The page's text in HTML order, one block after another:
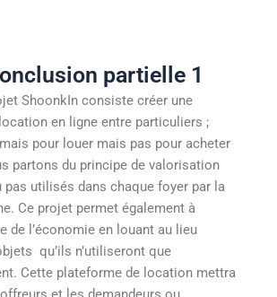
partielle 1
ShoonkIn consiste créer une
en ligne entre particuliers ;
pour louer mais pas pour acheter
partons du principe de valorisation
pas utilisés dans chaque foyer par la
Ce projet permet également à
de l’économie en louant au lieu
qu’ils n’utiliseront que
Cette plateforme de location mettra